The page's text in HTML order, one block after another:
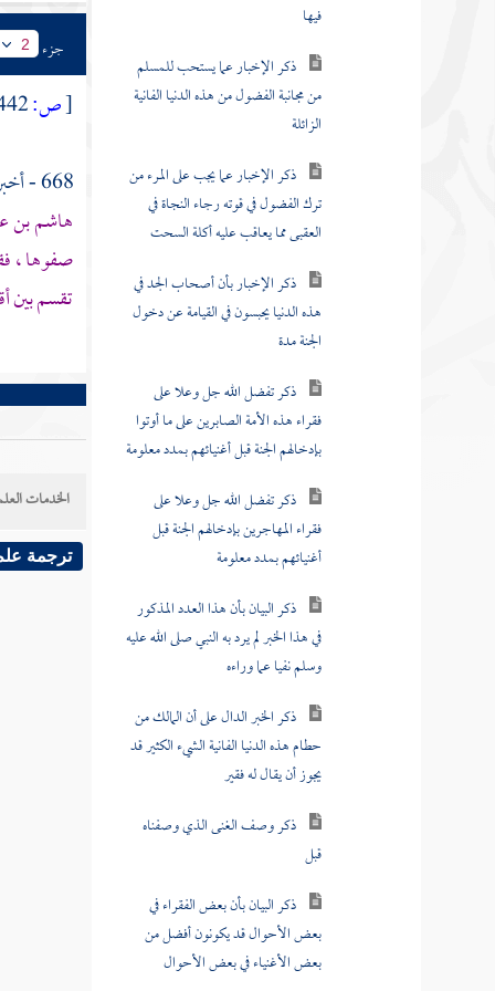
من مجانبة الفضول من هذه الدنيا الفانية
الزائلة
ترك الفضول في قوته رجاء النجاة في
العقبى مما يعاقب عليه أكلة السحت
هذه الدنيا يحبسون في القيامة عن دخول
الجنة مدة
فقراء هذه الأمة الصابرين على ما أوتوا
بإدخالهم الجنة قبل أغنيائهم بمدد معلومة
فقراء المهاجرين بإدخالهم الجنة قبل
أغنيائهم بمدد معلومة
في هذا الخبر لم يرد به النبي صلى الله عليه
وسلم نفيا عما وراءه
حطام هذه الدنيا الفانية الشيء الكثير قد
يجوز أن يقال له فقير
قبل
بعض الأحوال قد يكونون أفضل من
بعض الأغنياء في بعض الأحوال
جزء 2
[ص:
668 - أخبرنا
هاشم بن
صفوها ،
تقسم بين
الخدمات
ترجمة